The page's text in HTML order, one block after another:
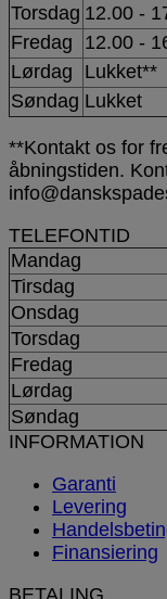
Torsdag 12.00 -
Fredag
12.00 -
Lørdag
Lukket**
Søndag Lukket
**Kontakt os for
åbningstiden.
TELEFONTID
Mandag
Tirsdag
Onsdag
Torsdag
Fredag
Lørdag
Søndag
INFORMATION
Garanti
Levering
Finansiering
BETALING